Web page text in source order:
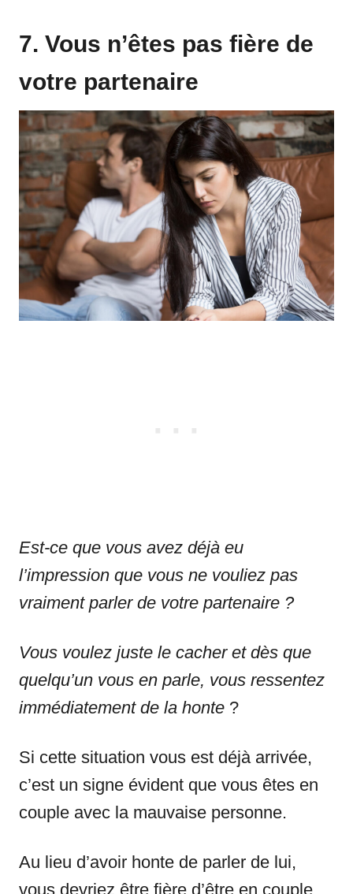
7. Vous n’êtes pas fière de
votre partenaire
Est-ce que vous avez déjà eu
l’impression que vous ne vouliez pas
vraiment parler de votre partenaire ?
Vous voulez juste le cacher et dès que
quelqu’un vous en parle, vous ressentez
immédiatement de la honte ?
Si cette situation vous est déjà arrivée,
c’est un signe évident que vous êtes en
couple avec la mauvaise personne.
Au lieu d’avoir honte de parler de lui,
vous devriez être fière d’être en couple